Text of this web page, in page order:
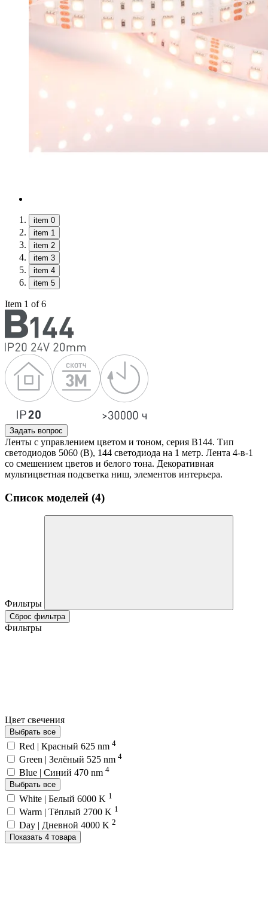
item 0
item 1
item 2
item 3
item 4
item 5
Item 1 of 6
Задать вопрос
Ленты с управлением цветом и тоном, серия B144. Тип
светодиодов 5060 (B), 144 светодиода на 1 метр. Лента 4-в-1
со смешением цветов и белого тона. Декоративная
мультицветная подсветка ниш, элементов интерьера.
Список моделей (4)
Фильтры
Сброс фильтра
Фильтры
Цвет свечения
Выбрать все
Red | Красный 625 nm 4
Green | Зелёный 525 nm 4
Blue | Синий 470 nm 4
Выбрать все
White | Белый 6000 K 1
Warm | Тёплый 2700 K 1
Day | Дневной 4000 K 2
Показать 4 товара